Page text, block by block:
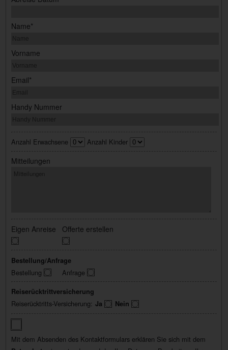
Name*
Vorname
Email*
Handy Nummer
Anzahl Erwachsene Anzahl Kinder
Mitteilungen
Eigen Anreise Offerte erstellen
Bestellung/Anfrage
Bestellung Anfrage
Reiserücktrittversicherung
Reiserücktritts-Versicherung: Ja Nein
Mit dem Absenden des Kontaktformulars erklären Sie sich mit dem